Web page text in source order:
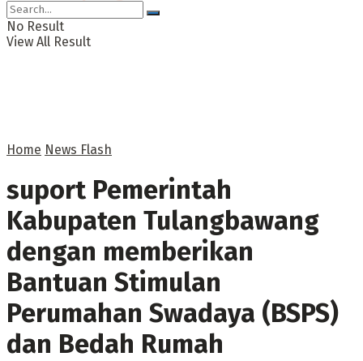
No Result
View All Result
Home News Flash
suport Pemerintah
Kabupaten Tulangbawang
dengan memberikan
Bantuan Stimulan
Perumahan Swadaya (BSPS)
dan Bedah Rumah